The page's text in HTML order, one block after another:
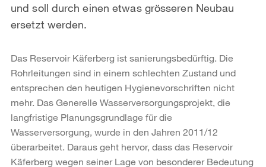
und soll durch einen etwas grösseren Neubau
ersetzt werden.
Das Reservoir Käferberg ist sanierungsbedürftig. Die
Rohrleitungen sind in einem schlechten Zustand und
entsprechen den heutigen Hygienevorschriften nicht
mehr. Das Generelle Wasserversorgungsprojekt, die
langfristige Planungsgrundlage für die
Wasserversorgung, wurde in den Jahren 2011/12
überarbeitet. Daraus geht hervor, dass das Reservoir
Käferberg wegen seiner Lage von besonderer Bedeutung